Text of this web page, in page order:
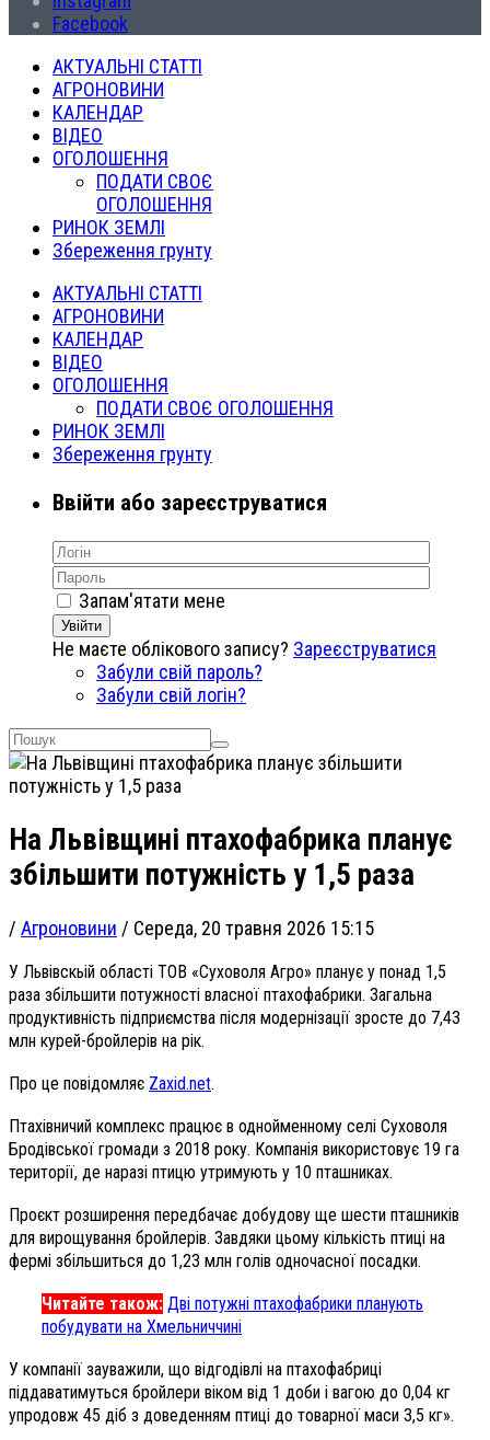
Facebook
АКТУАЛЬНІ СТАТТІ
АГРОНОВИНИ
КАЛЕНДАР
ВІДЕО
ОГОЛОШЕННЯ
ПОДАТИ СВОЄ
ОГОЛОШЕННЯ
РИНОК ЗЕМЛІ
Збереження грунту
АКТУАЛЬНІ СТАТТІ
АГРОНОВИНИ
КАЛЕНДАР
ВІДЕО
ОГОЛОШЕННЯ
ПОДАТИ СВОЄ ОГОЛОШЕННЯ
РИНОК ЗЕМЛІ
Збереження грунту
Ввійти або зареєструватися
Запам'ятати мене
Увійти
Не маєте облікового запису? Зареєструватися
Забули свій пароль?
Забули свій логін?
На Львівщині птахофабрика планує
збільшити потужність у 1,5 раза
/ Агроновини / Середа, 20 травня 2026 15:15
У Львівскьій області ТОВ «Суховоля Агро» планує у понад 1,5
раза збільшити потужності власної птахофабрики. Загальна
продуктивність підприємства після модернізації зросте до 7,43
млн курей-бройлерів на рік.
Про це повідомляє Zaxid.net.
Птахівничий комплекс працює в однойменному селі Суховоля
Бродівської громади з 2018 року. Компанія використовує 19 га
території, де наразі птицю утримують у 10 пташниках.
Проєкт розширення передбачає добудову ще шести пташників
для вирощування бройлерів. Завдяки цьому кількість птиці на
фермі збільшиться до 1,23 млн голів одночасної посадки.
Читайте також: Дві потужні птахофабрики планують
побудувати на Хмельниччині
У компанії зауважили, що відгодівлі на птахофабриці
піддаватимуться бройлери віком від 1 доби і вагою до 0,04 кг
упродовж 45 діб з доведенням птиці до товарної маси 3,5 кг».